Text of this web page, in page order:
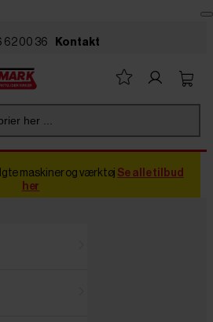
62 00 36 Kontakt
her ...
maskiner og værktøj Se alle tilbud
her